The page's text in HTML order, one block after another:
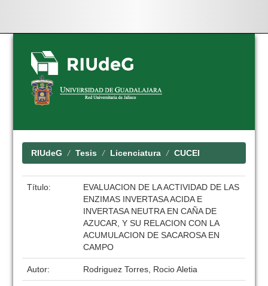
Skip
navigation
RIUdeG Tesis Licenciatura CUCEI
Título:
EVALUACION DE LA ACTIVIDAD DE LAS
ENZIMAS INVERTASA ACIDA E
INVERTASA NEUTRA EN CAÑA DE
AZUCAR, Y SU RELACION CON LA
ACUMULACION DE SACAROSA EN
CAMPO
Autor: Rodriguez Torres, Rocio Aletia